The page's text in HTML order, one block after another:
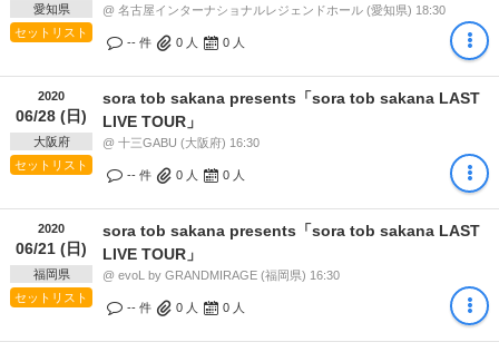
愛知県
セットリスト
@ 名古屋インターナショナルレジェンドホール (愛知県) 18:30
-- 件 0 人 0 人
2020
06/28 (日)
大阪府
セットリスト
sora tob sakana presents「sora tob sakana LAST
LIVE TOUR」
@ 十三GABU (大阪府) 16:30
-- 件 0 人 0 人
2020
06/21 (日)
福岡県
セットリスト
sora tob sakana presents「sora tob sakana LAST
LIVE TOUR」
@ evoL by GRANDMIRAGE (福岡県) 16:30
-- 件 0 人 0 人